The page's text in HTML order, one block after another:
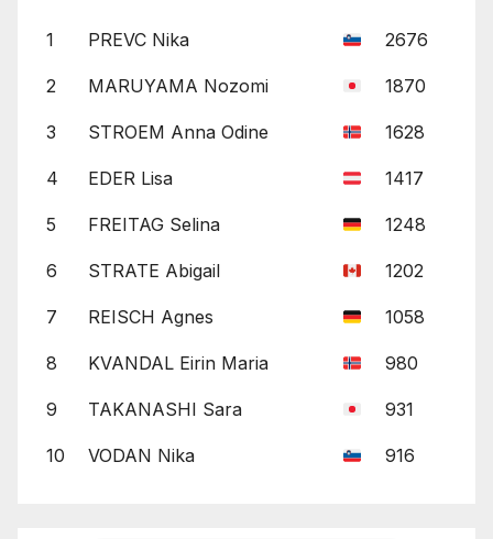
1 PREVC Nika 2676
2 MARUYAMA Nozomi 1870
3 STROEM Anna Odine 1628
4 EDER Lisa 1417
5 FREITAG Selina 1248
6 STRATE Abigail 1202
7 REISCH Agnes 1058
8 KVANDAL Eirin Maria 980
9 TAKANASHI Sara 931
10 VODAN Nika 916